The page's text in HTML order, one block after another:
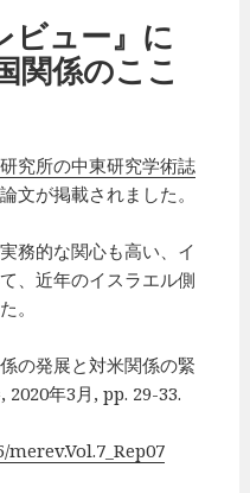
ビュー』に
関係のここ
究所の中東研究学術誌
文が掲載されました。
務的な関心も高い、イ
、近年のイスラエル側
。
の発展と対米関係の緊
2020年3月, pp. 29-33.